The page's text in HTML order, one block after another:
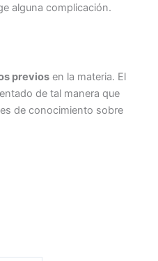
alguna complicación.
previos en la materia. El
de tal manera que
de conocimiento sobre